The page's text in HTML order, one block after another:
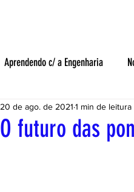
Aprendendo c/ a Engenharia
O futuro das
20 de ago. de 2021 1 min de leitura